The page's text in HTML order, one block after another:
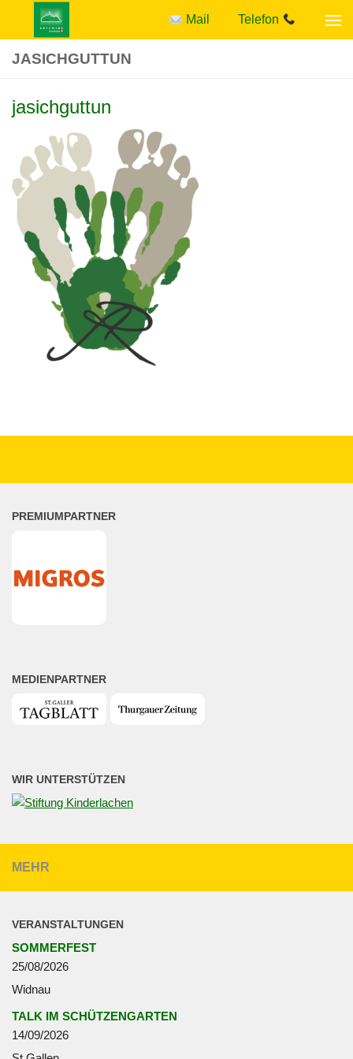
Zum Inhalt springen Mail Telefon
JASICHGUTTUN
jasichguttun
PREMIUMPARTNER
MEDIENPARTNER
WIR UNTERSTÜTZEN
MEHR
VERANSTALTUNGEN
SOMMERFEST
25/08/2026
Widnau
TALK IM SCHÜTZENGARTEN
14/09/2026